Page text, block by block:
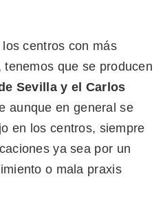
centros con más
que se producen
Sevilla y el Carlos
aunque en general se
en los centros, siempre
ya sea por un
o mala praxis